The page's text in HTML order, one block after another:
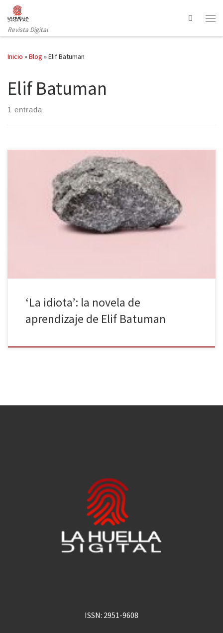
Saltar al contenido
Revista Digital
Search
Inicio »Blog »Elif Batuman
Elif Batuman
1 entrada
Selin, de familia turca, llega a la universidad de Harvard. En este
primer año se matriculará en asignaturas de Lingüística que le
harán reflexionar sobre el lenguaje y sobre diversas
investigaciones de Sapir o Chomsky. A su vez, aprenderá ruso,
conocerá a otros estudiantes, leerá grandes obras de la literatura
‘La idiota’: la novela de
aprendizaje de Elif Batuman
ISSN: 2951-9608